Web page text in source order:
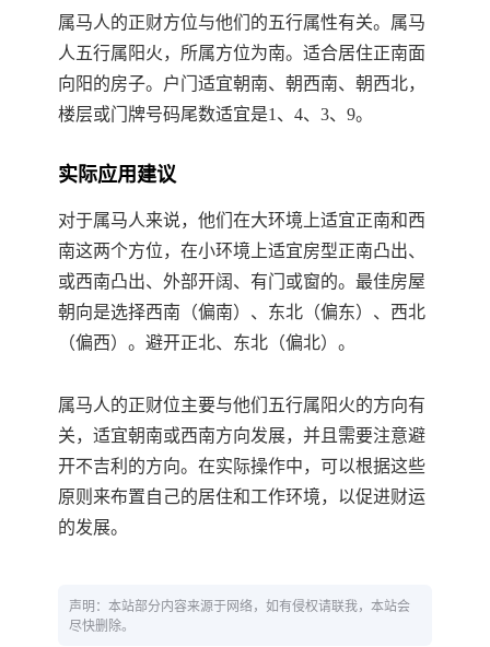
属马人的正财方位与他们的五行属性有关。属马
人五行属阳火，所属方位为南。适合居住正南面
向阳的房子。户门适宜朝南、朝西南、朝西北，
楼层或门牌号码尾数适宜是1、4、3、9。
实际应用建议
对于属马人来说，他们在大环境上适宜正南和西
南这两个方位，在小环境上适宜房型正南凸出、
或西南凸出、外部开阔、有门或窗的。最佳房屋
朝向是选择西南（偏南）、东北（偏东）、西北
（偏西）。避开正北、东北（偏北）。
属马人的正财位主要与他们五行属阳火的方向有
关，适宜朝南或西南方向发展，并且需要注意避
开不吉利的方向。在实际操作中，可以根据这些
原则来布置自己的居住和工作环境，以促进财运
的发展。
声明：本站部分内容来源于网络，如有侵权请联我，本站会
尽快删除。